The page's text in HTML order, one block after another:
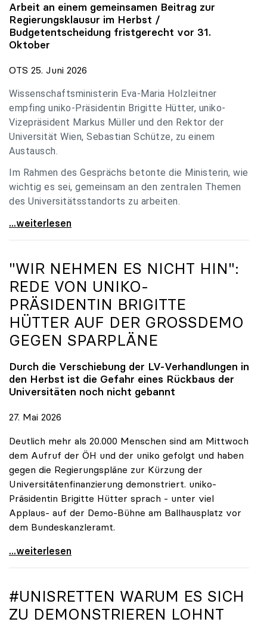
Arbeit an einem gemeinsamen Beitrag zur
Regierungsklausur im Herbst /
Budgetentscheidung fristgerecht vor 31.
Oktober
OTS 25. Juni 2026
Wissenschaftsministerin Eva-Maria Holzleitner
empfing uniko-Präsidentin Brigitte Hütter, uniko-
Vizepräsident Markus Müller und den Rektor der
Universität Wien, Sebastian Schütze, zu einem
Austausch.
Im Rahmen des Gesprächs betonte die Ministerin, wie
wichtig es sei, gemeinsam an den zentralen Themen
des Universitätsstandorts zu arbeiten.
Holzleitner empfing uniko-Spitze zum Austausch
...weiterlesen
"WIR NEHMEN ES NICHT HIN":
REDE VON UNIKO-
PRÄSIDENTIN BRIGITTE
HÜTTER AUF DER GROSSDEMO G
EGEN SPARPLÄNE
Durch die Verschiebung der LV-Verhandlungen in
den Herbst ist die Gefahr eines Rückbaus der
Universitäten noch nicht gebannt
27. Mai 2026
Deutlich mehr als 20.000 Menschen sind am Mittwoch
dem Aufruf der ÖH und der uniko gefolgt und haben
gegen die Regierungspläne zur Kürzung der
Universitätenfinanzierung demonstriert. uniko-
Präsidentin Brigitte Hütter sprach - unter viel
Applaus- auf der Demo-Bühne am Ballhausplatz vor
dem Bundeskanzleramt.
\"Wir nehmen es nicht hin\": Rede von
...weiterlesen
#UNISRETTEN WARUM ES SICH
ZU DEMONSTRIEREN LOHNT